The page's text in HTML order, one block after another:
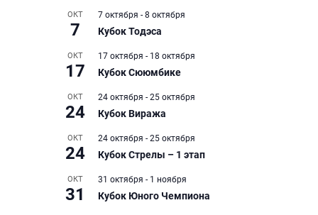
ОКТ
7
7 октября - 8 октября
Кубок Тодэса
ОКТ
17
17 октября - 18 октября
Кубок Сююмбике
ОКТ
24
24 октября - 25 октября
Кубок Виража
ОКТ
24
24 октября - 25 октября
Кубок Стрелы – 1 этап
ОКТ
31
31 октября - 1 ноября
Кубок Юного Чемпиона